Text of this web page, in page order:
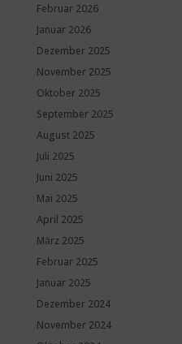
Februar 2026
Januar 2026
Dezember 2025
November 2025
Oktober 2025
September 2025
August 2025
Juli 2025
Juni 2025
Mai 2025
April 2025
März 2025
Februar 2025
Januar 2025
Dezember 2024
November 2024